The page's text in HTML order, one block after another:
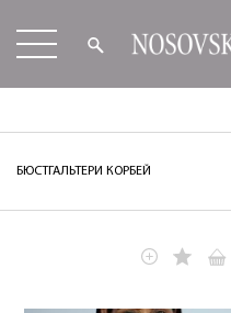
БЮСТГАЛЬТЕРИ КОРБЕЙ